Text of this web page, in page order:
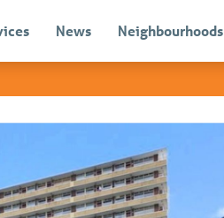
News Neighbourhoods